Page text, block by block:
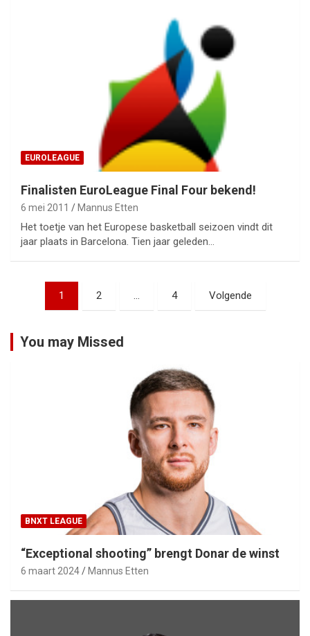
EUROLEAGUE
Finalisten EuroLeague Final Four bekend!
6 mei 2011 Mannus Etten
Het toetje van het Europese basketball seizoen vindt dit
jaar plaats in Barcelona. Tien jaar geleden…
Berichtnavigatie
1 2 … 4 Volgende
You may Missed
BNXT LEAGUE
“Exceptional shooting” brengt Donar de winst
6 maart 2024 Mannus Etten